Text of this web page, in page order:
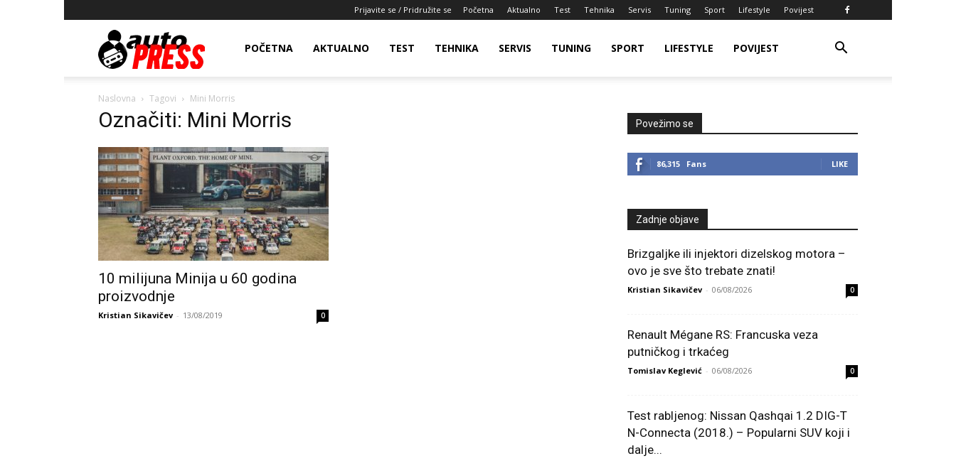
Prijavite se / Pridružite se Početna Aktualno Test Tehnika Servis Tuning Sport Lifestyle Povijest
AutopressHRPOČETNA AKTUALNO TEST TEHNIKA SERVIS TUNING SPORT LIFESTYLE POVIJEST
Naslovna Tagovi Mini Morris
Označiti: Mini Morris
10 milijuna Minija u 60 godina
proizvodnje
Kristian Sikavičev - 13/08/2019 0
Povežimo se
86,315 Fans LIKE
Zadnje objave
Brizgaljke ili injektori dizelskog motora –
ovo je sve što trebate znati!
Kristian Sikavičev - 06/08/2026 0
Renault Mégane RS: Francuska veza
putničkog i trkaćeg
Tomislav Keglević - 06/08/2026 0
Test rabljenog: Nissan Qashqai 1.2 DIG-T
N-Connecta (2018.) – Popularni SUV koji i
dalje...